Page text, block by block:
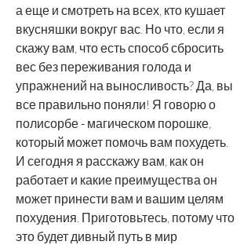
а еще и смотреть на всех, кто кушает
вкусняшки вокруг вас. Но что, если я
скажу вам, что есть способ сбросить
вес без переживания голода и
упражнений на выносливость? Да, вы
все правильно поняли! Я говорю о
полисорбе - магическом порошке,
который может помочь вам похудеть.
И сегодня я расскажу вам, как он
работает и какие преимущества он
может принести вам и вашим целям
похудения. Приготовьтесь, потому что
это будет дивный путь в мир